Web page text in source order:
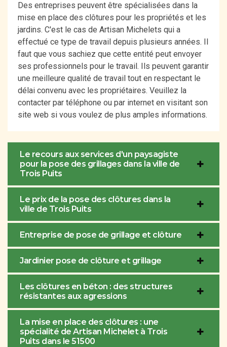
Des entreprises peuvent être spécialisées dans la
mise en place des clôtures pour les propriétés et les
jardins. C'est le cas de Artisan Michelets qui a
effectué ce type de travail depuis plusieurs années. Il
faut que vous sachiez que cette entité peut envoyer
ses professionnels pour le travail. Ils peuvent garantir
une meilleure qualité de travail tout en respectant le
délai convenu avec les propriétaires. Veuillez la
contacter par téléphone ou par internet en visitant son
site web si vous voulez de plus amples informations.
Le recours aux services d'un paysagiste
pour la pose des grillages dans la ville de
Trois Puits
Le prix de la pose des clôtures dans la
ville de Trois Puits
Entreprise de pose de grillage et clôture
Jardinier pose de clôture et grillage
Les clôtures en béton : des structures
résistantes aux agressions
La mise en place des clôtures : une
spécialité de Artisan Michelet à Trois
Puits dans le 51500